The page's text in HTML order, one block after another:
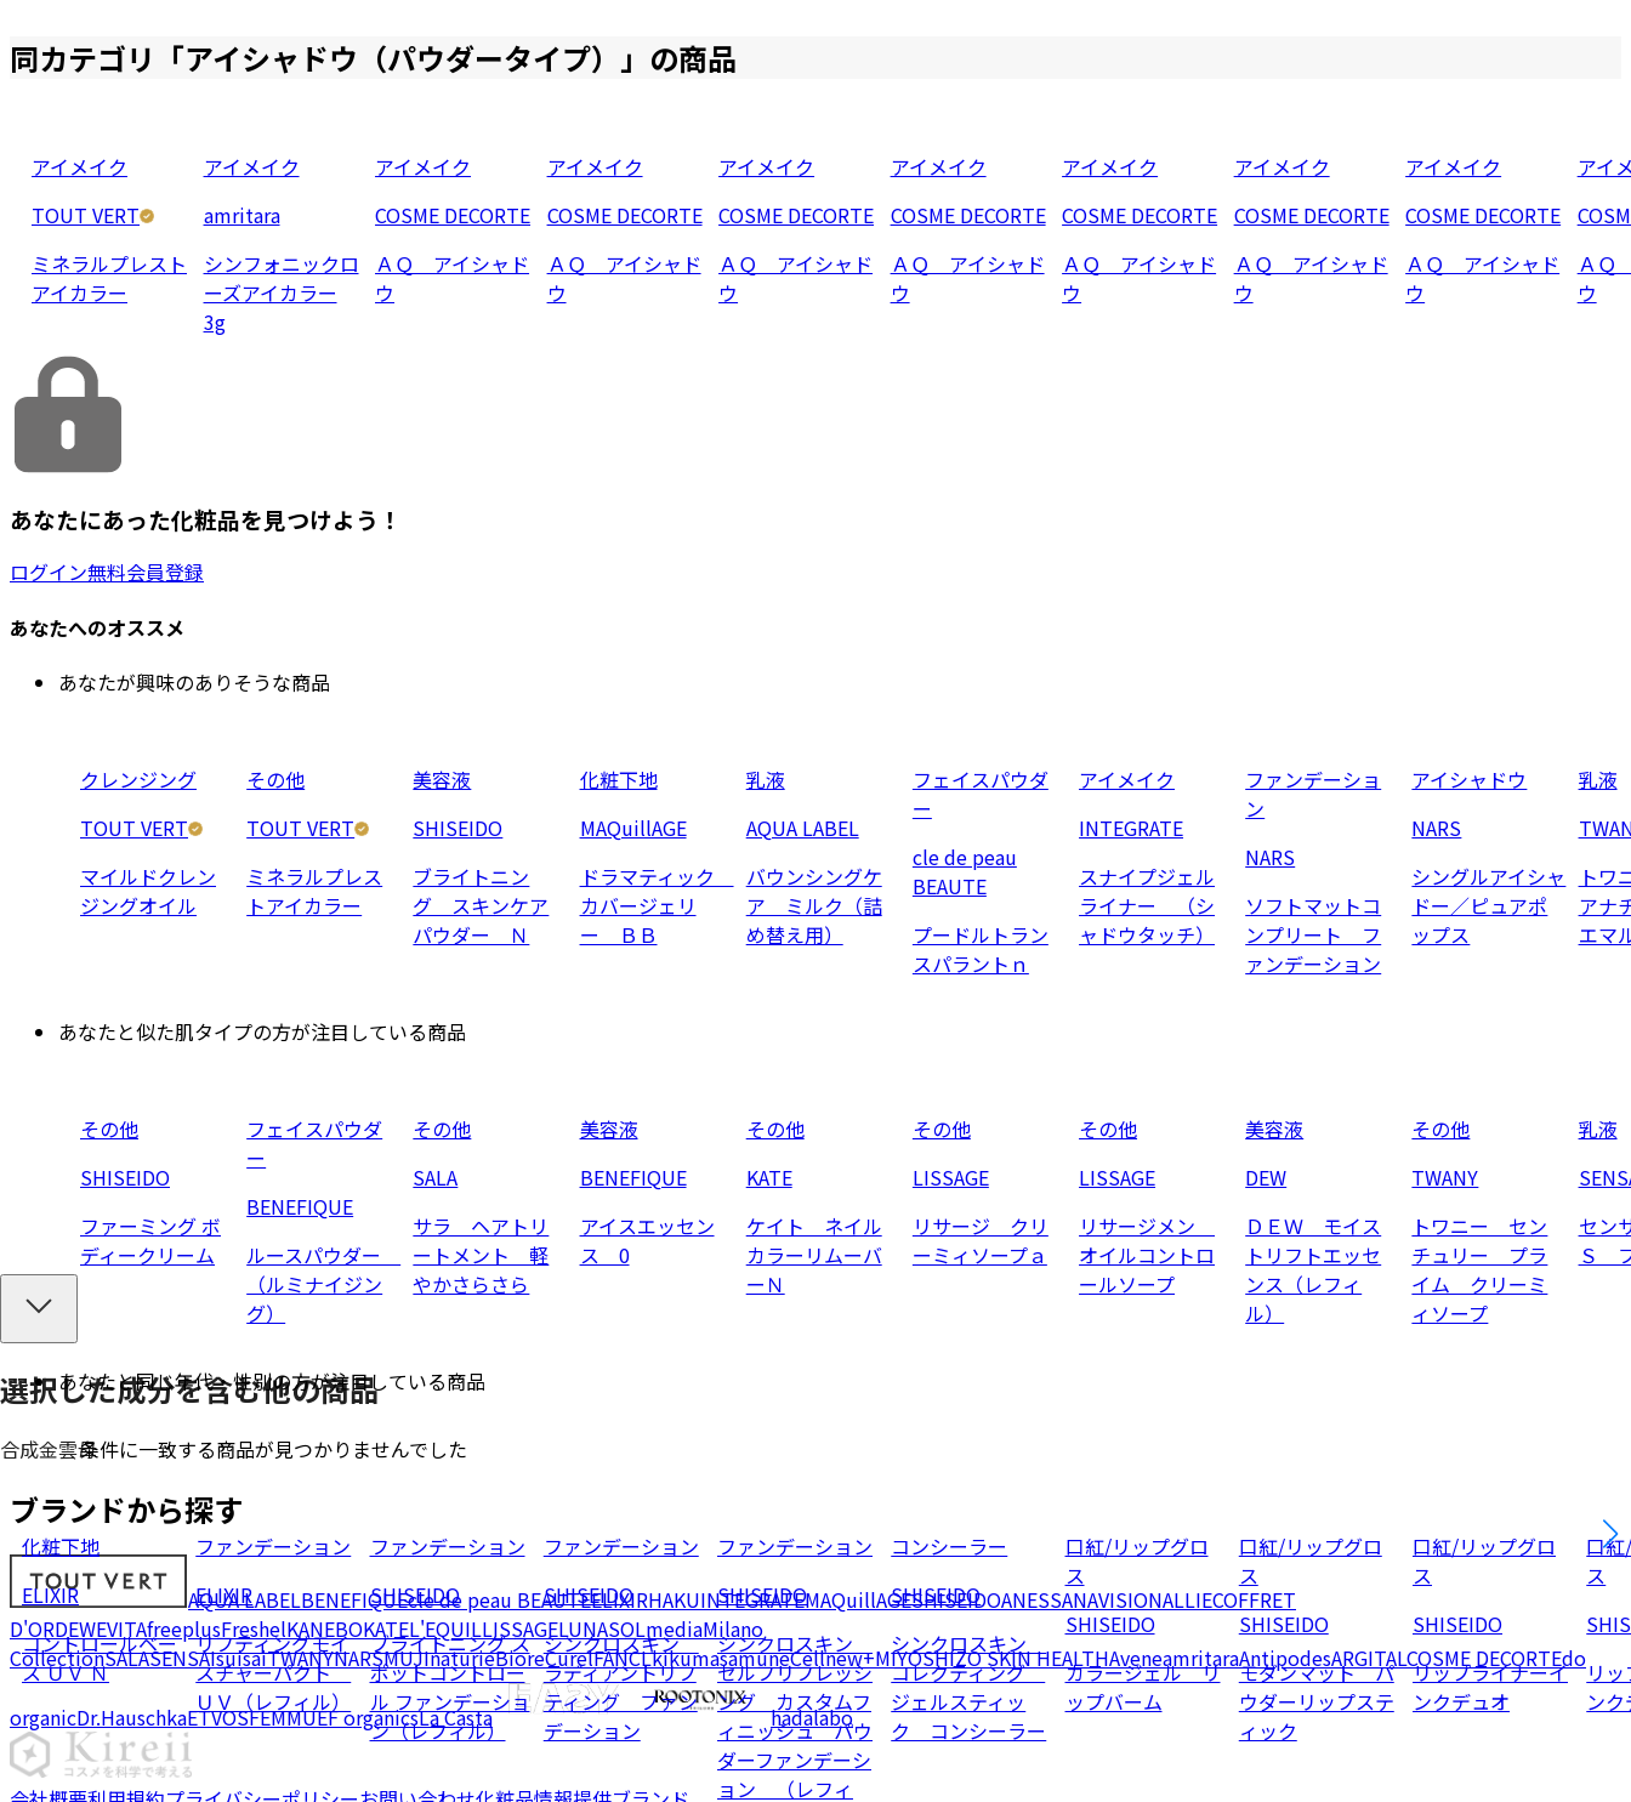
同カテゴリ「アイシャドウ（パウダータイプ） 」の商品
アイメイク
TOUT VERT
ミネラルプレスト
アイカラー
アイメイク
amritara
シンフォニックロ
ーズアイカラー
3g
アイメイク
COSME DECORTE
ＡＱ アイシャド
ウ
アイメイク
COSME DECORTE
ＡＱ アイシャド
ウ
アイメイク
COSME DECORTE
ＡＱ アイシャド
ウ
アイメイク
COSME DECORTE
ＡＱ アイシャド
ウ
アイメイク
COSME DECORTE
ＡＱ アイシャド
ウ
アイメイク
COSME DECORTE
ＡＱ アイシャド
ウ
アイメイク
COSME DECORTE
ＡＱ アイシャド
ウ
アイ
ＡＱ
ウ
選択した成分を含む他の商品
合成金雲母
化粧下地
ELIXIR
コントロールベー
ス ＵＶ Ｎ
ファンデーション
ELIXIR
リフティングモイ
スチャーパクト
ＵＶ（レフィル）
ファンデーション
SHISEIDO
ブライトニング ス
ポットコントロー
ル ファンデーショ
ン（レフィル）
ファンデーション
SHISEIDO
シンクロスキン
ラディアントリフ
ティング ファン
デーション
ファンデーション
SHISEIDO
シンクロスキン
セルフリフレッシ
ング カスタムフ
ィニッシュ パウ
ダーファンデーシ
ョン （レフィ
コンシーラー
SHISEIDO
シンクロスキン
コレクティング
ジェルスティッ
ク コンシーラー
口紅/リップグロ
ス
SHISEIDO
カラージェル リ
ップバーム
口紅/リップグロ
ス
SHISEIDO
モダンマット パ
ウダーリップステ
ィック
口紅/リップグロ
ス
SHISEIDO
リップライナーイ
ンクデュオ
口
ス
リ
ン
あなたにあった化粧品を見つけよう！
ログイン無料会員登録
あなたへのオススメ
あなたが興味のありそうな商品
クレンジング
TOUT VERT
マイルドクレン
ジングオイル
その他
TOUT VERT
ミネラルプレス
トアイカラー
美容液
SHISEIDO
ブライトニン
グ スキンケア
パウダー Ｎ
化粧下地
MAQuillAGE
ドラマティック
カバージェリ
ー ＢＢ
乳液
AQUA LABEL
バウンシングケ
ア ミルク（詰
め替え用）
フェイスパウダ
ー
cle de peau
BEAUTE
プードルトラン
スパラントｎ
アイメイク
INTEGRATE
スナイプジェル
ライナー （シ
ャドウタッチ）
ファンデーショ
ン
NARS
ソフトマットコ
ンプリート フ
ァンデーション
アイシャドウ
NARS
シングルアイシャ
ドー／ピュアポ
ップス
乳液
ト
アナ
エマ
あなたと似た肌タイプの方が注目している商品
その他
SHISEIDO
ファーミング ボ
ディークリーム
フェイスパウダ
ー
BENEFIQUE
ルースパウダー
（ルミナイジン
グ）
その他
SALA
サラ ヘアトリ
ートメント 軽
やかさらさら
美容液
BENEFIQUE
アイスエッセン
ス 0
その他
KATE
ケイト ネイル
カラーリムーバ
ーＮ
その他
LISSAGE
リサージ クリ
ーミィソープａ
その他
LISSAGE
リサージメン
オイルコントロ
ールソープ
美容液
DEW
ＤＥＷ モイス
トリフトエッセ
ンス（レフィ
ル）
その他
TWANY
トワニー セン
チュリー プラ
イム クリーミ
ィソープ
乳液
セン
Ｓ
あなたと同じ年代・性別の方が注目している商品
条件に一致する商品が見つかりませんでした
ブランドから探す
AQUA LABELBENEFIQUEcle de peau BEAUTEELIXIRHAKUINTEGRATEMAQuillAGESHISEIDOANESSANAVISIONALLIECOFFRET
D'ORDEWEVITAfreeplusFreshelKANEBOKATEL'EQUILLISSAGELUNASOLmediaMilano
CollectionSALASENSAIsuisaiTWANYNARSMUJInaturieBioreCurelFANCLkikumasamuneCellnew+MIYOSHIZO SKIN HEALTHAveneamritaraAntipodesARGITALCOSME DECORTEdo
organicDr.HauschkaETVOSFEMMUEF organicsLa Casta hadalabo